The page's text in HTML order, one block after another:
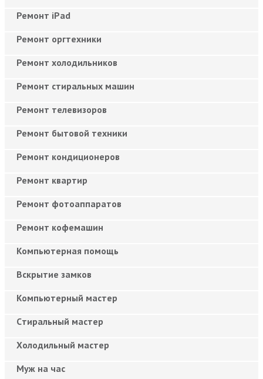
Ремонт iPad
Ремонт оргтехники
Ремонт холодильников
Ремонт стиральных машин
Ремонт телевизоров
Ремонт бытовой техники
Ремонт кондиционеров
Ремонт квартир
Ремонт фотоаппаратов
Ремонт кофемашин
Компьютерная помощь
Вскрытие замков
Компьютерный мастер
Cтиральный мастер
Холодильный мастер
Муж на час